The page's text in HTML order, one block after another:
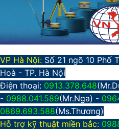
VP Hà Nội: Số 21 ngõ 10 Phố
Hoà - TP. Hà Nội
Điện thoại: 0913.378.648
- 0988.041.589(Mr.Nga) -
0869.693.588(Ms.Thương)
Hỗ trợ kỹ thuật miền bắc: